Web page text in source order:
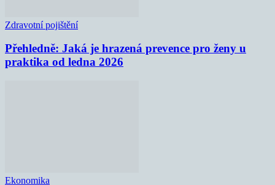
Zdravotní pojištění
Přehledně: Jaká je hrazená prevence pro ženy u
praktika od ledna 2026
Ekonomika